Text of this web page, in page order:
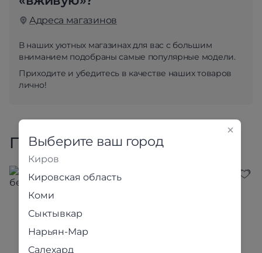
Адреса магазинов
В наших уютных магазинах для вас с большим
вниманием подобраны самые популярные модели.
Приходите и убедитесь в качестве наших товаров
лично!
Похожие товары
Выберите ваш город
Киров
Кировская область
Коми
Сыктывкар
Нарьян-Мар
Салехард